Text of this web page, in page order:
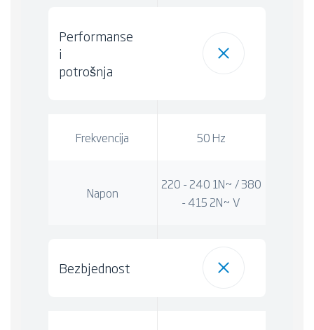
Performanse
i
potrošnja
Frekvencija 50 Hz
Napon
220 - 240 1N~ / 380
- 415 2N~ V
Bezbjednost